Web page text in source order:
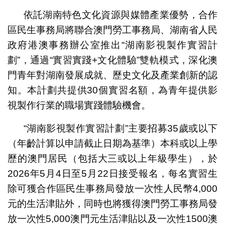
依託湖南特色文化資源與媒體產業優勢，合作
區民生事務局將聯合澳門勞工事務局、湖南省人民
政府港澳事務辦公室推出“湖南影視製作實習計
劃”，通過“實習實踐+文化體驗”雙軌模式，深化澳
門青年對湖南發展成就、歷史文化及產業創新的認
知。本計劃共提供30個實習名額，為青年提供影
視製作行業的職場實踐體驗機會。
“湖南影視製作實習計劃”主要招募35歲或以下
（年齡計算以申請截止日期為基準）本科或以上學
歷的澳門居民（包括大三或以上年級學生），於
2026年5月4日至5月22日接受報名，每名實習生
除可獲合作區民生事務局發放一次性人民幣4,000
元的生活津貼外，同時也將獲得澳門勞工事務局發
放一次性5,000澳門元生活津貼以及一次性1500澳